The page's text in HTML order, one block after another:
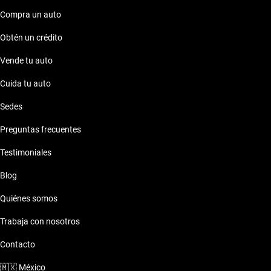
Compra un auto
Obtén un crédito
Vende tu auto
Cuida tu auto
Sedes
Preguntas frecuentes
Testimoniales
Blog
Quiénes somos
Trabaja con nosotros
Contacto
🇲🇽 México